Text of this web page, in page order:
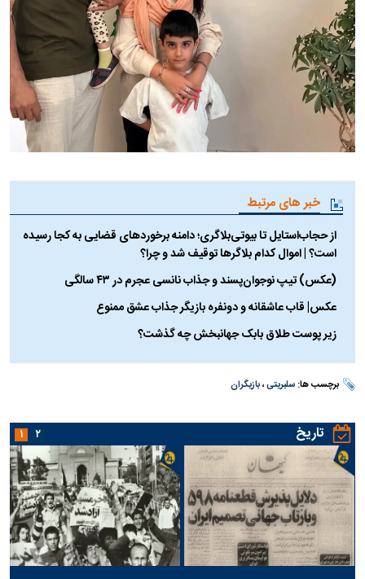
خبر های مرتبط
از حجاب‌استایل تا بیوتی‌بلاگری؛ دامنه برخورد‌های قضایی به کجا رسیده
است؟ | اموال کدام بلاگر‌ها توقیف شد و چرا؟
(عکس) تیپ نوجوان‌پسند و جذاب نانسی عجرم در ۴۳ سالگی
عکس| قاب عاشقانه و دونفره بازیگر جذاب عشق ممنوع
زیر پوست طلاق بابک جهانبخش چه گذشت؟
برچسب ها:سلبریتی،بازیگران
تاریخ ۱ ۲